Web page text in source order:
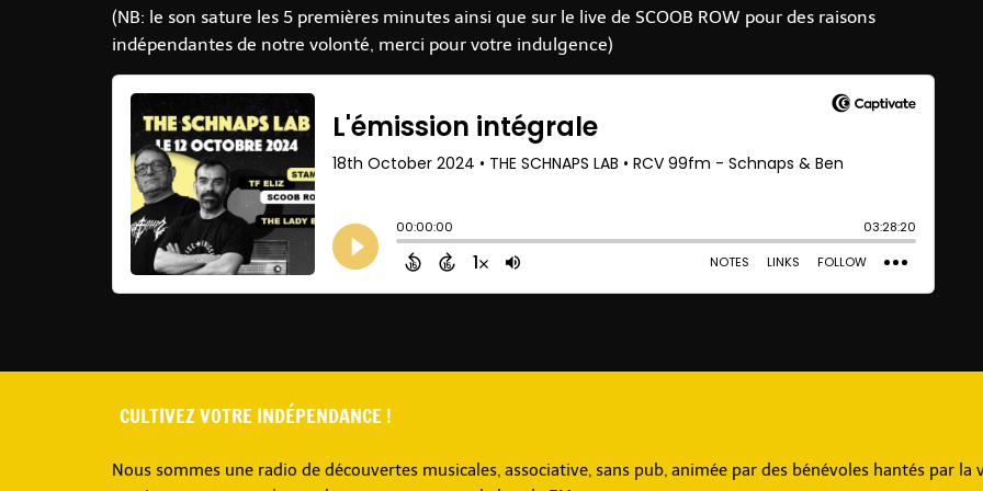
(NB: le son sature les 5 premières minutes ainsi que sur le live de SCOOB ROW pour des raisons
indépendantes de notre volonté, merci pour votre indulgence)
CULTIVEZ VOTRE INDÉPENDANCE !
Nous sommes une radio de découvertes musicales, associative, sans pub, animée par des bénévoles hantés par